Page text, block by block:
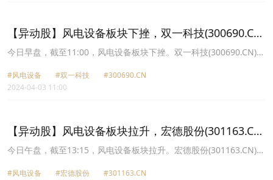
【异动股】风电设备板块下挫，双一科技(300690.CN)
跌11.14%
今日早盘，截至11:00，风电设备板块下挫。双一科技(300690.CN)跌
海陆(301040.CN)跌5.68%报14.6元，宏德股份(301163.CN)跌4.61%
报24.63元，海力风电(301155.CN)跌4.12%报47.75元，大金重工
#风电设备 #双一科技
#300690.CN
2024-04-03 11:00
【异动股】风电设备板块拉升，宏德股份(301163.CN)
涨19.98%
今日午盘，截至13:15，风电设备板块拉升。宏德股份(301163.CN)涨
鑫科技(601218.CN)涨9.88%报3.56元，中环海陆(301040.CN)涨
#风电设备 #宏德股份
#301163.CN